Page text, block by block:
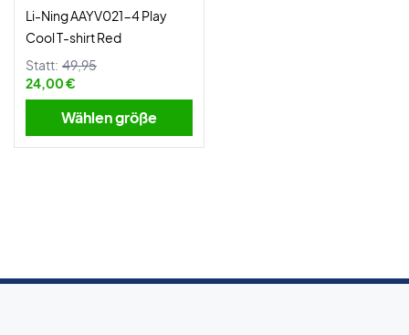
Li-Ning AAYV021-4 Play
Cool T-shirt Red
Statt: 49,95
24,00 €
Wählen größe